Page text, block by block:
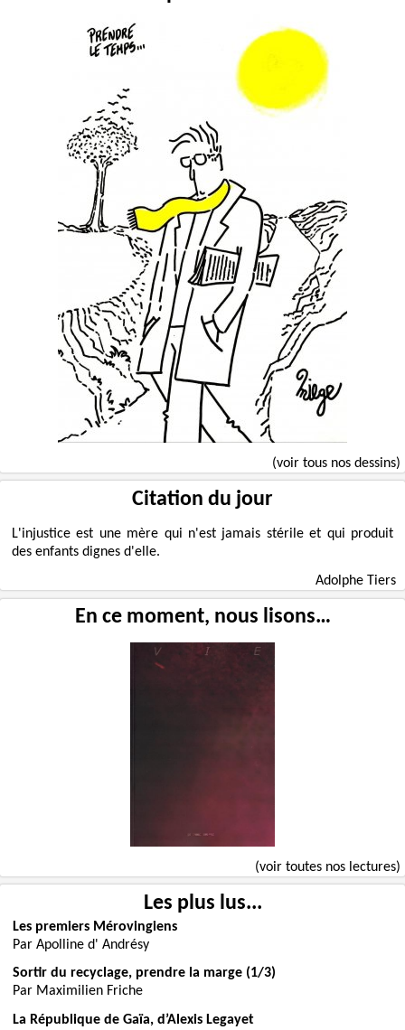
(voir tous nos dessins)
Citation du jour
L'injustice est une mère qui n'est jamais stérile et qui produit
des enfants dignes d'elle.
Adolphe Tiers
En ce moment, nous lisons…
(voir toutes nos lectures)
Les plus lus...
Les premiers Mérovingiens
Par Apolline d' Andrésy
Sortir du recyclage, prendre la marge (1/3)
Par Maximilien Friche
La République de Gaïa, d’Alexis Legayet